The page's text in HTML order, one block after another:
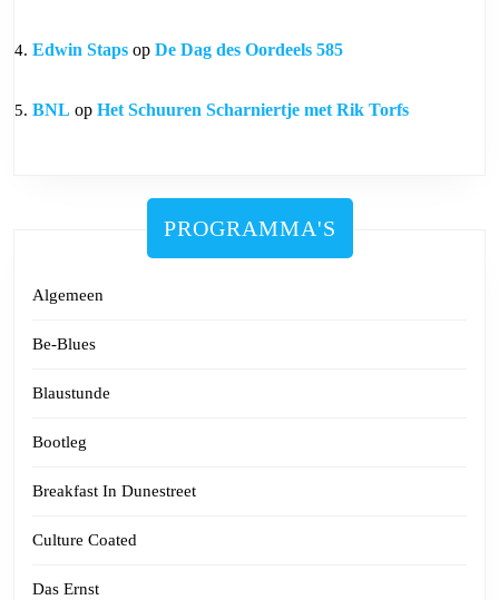
Edwin Staps op De Dag des Oordeels 585
BNL op Het Schuuren Scharniertje met Rik Torfs
PROGRAMMA'S
Algemeen
Be-Blues
Blaustunde
Bootleg
Breakfast In Dunestreet
Culture Coated
Das Ernst